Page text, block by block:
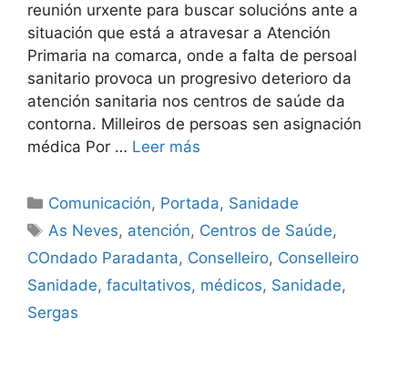
reunión urxente para buscar solucións ante a
situación que está a atravesar a Atención
Primaria na comarca, onde a falta de persoal
sanitario provoca un progresivo deterioro da
atención sanitaria nos centros de saúde da
contorna. Milleiros de persoas sen asignación
médica Por … Leer más
Comunicación, Portada, Sanidade
As Neves, atención, Centros de Saúde,
COndado Paradanta, Conselleiro, Conselleiro
Sanidade, facultativos, médicos, Sanidade,
Sergas